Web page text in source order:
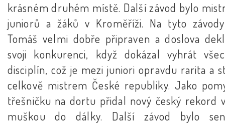
krásném druhém místě. Další závod bylo
juniorů a žáků v Kroměříži. Na tyto
Tomáš velmi dobře připraven a doslova
svoji konkurenci, když dokázal vyhrát
disciplín, což je mezi juniori opravdu rarita a
celkově mistrem České republiky. Jako
třešničku na dortu přidal nový český rekord
muškou do dálky. Další závod bylo